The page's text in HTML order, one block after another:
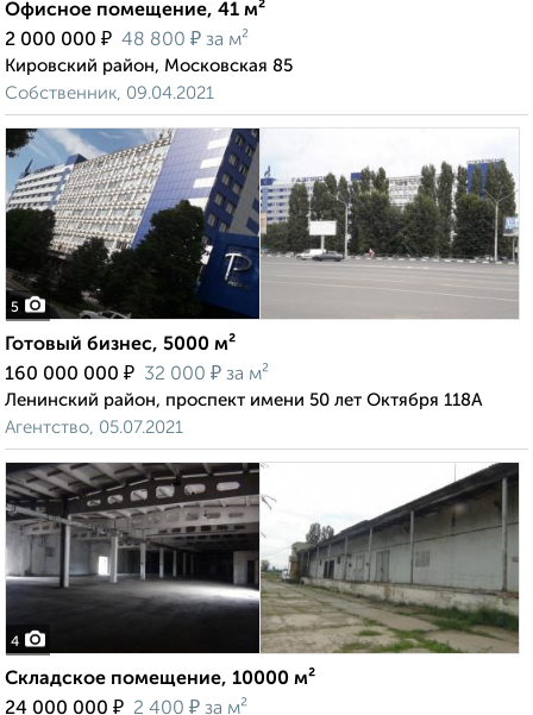
Офисное помещение, 41 м²
2 000 000 ₽ 48 800 ₽ за м²
Кировский район, Московская 85
Собственник, 09.04.2021
5
Готовый бизнес, 5000 м²
160 000 000 ₽ 32 000 ₽ за м²
Ленинский район, проспект имени 50 лет Октября 118А
Агентство, 05.07.2021
4
Складское помещение, 10000 м²
24 000 000 ₽ 2 400 ₽ за м²